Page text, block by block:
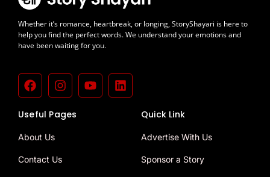
Whether it’s romance, heartbreak, or longing, StoryShayari is here to
help you find the perfect words. We understand your emotions and
have been waiting for you.
Useful Pages
About Us
Contact Us
Quick Link
Advertise With Us
Sponsor a Story